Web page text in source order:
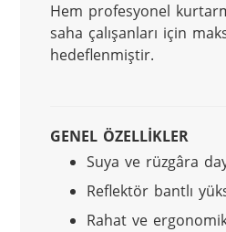
Hem profesyonel
saha çalışanları için
hedeflenmiştir.
GENEL ÖZELLİKLER
Suya ve rüzgâra
Reflektör bantlı
Rahat ve